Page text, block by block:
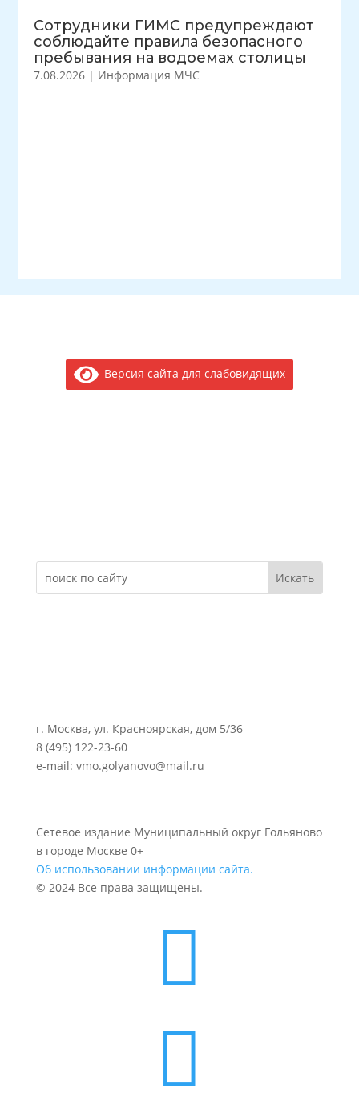
Сотрудники ГИМС предупреждают
соблюдайте правила безопасного
пребывания на водоемах столицы
7.08.2026 | Информация МЧС
Версия сайта для слабовидящих
г. Москва, ул. Красноярская, дом 5/36
8 (495) 122-23-60
e-mail: vmo.golyanovo@mail.ru
Сетевое издание Муниципальный округ Гольяново
в городе Москве 0+
Об использовании информации сайта.
© 2024 Все права защищены.

